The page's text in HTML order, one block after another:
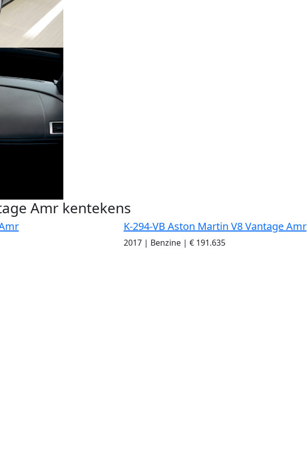
Amr kentekens
K-294-VB Aston Martin V8 Vantage Amr
2017 | Benzine | € 191.635